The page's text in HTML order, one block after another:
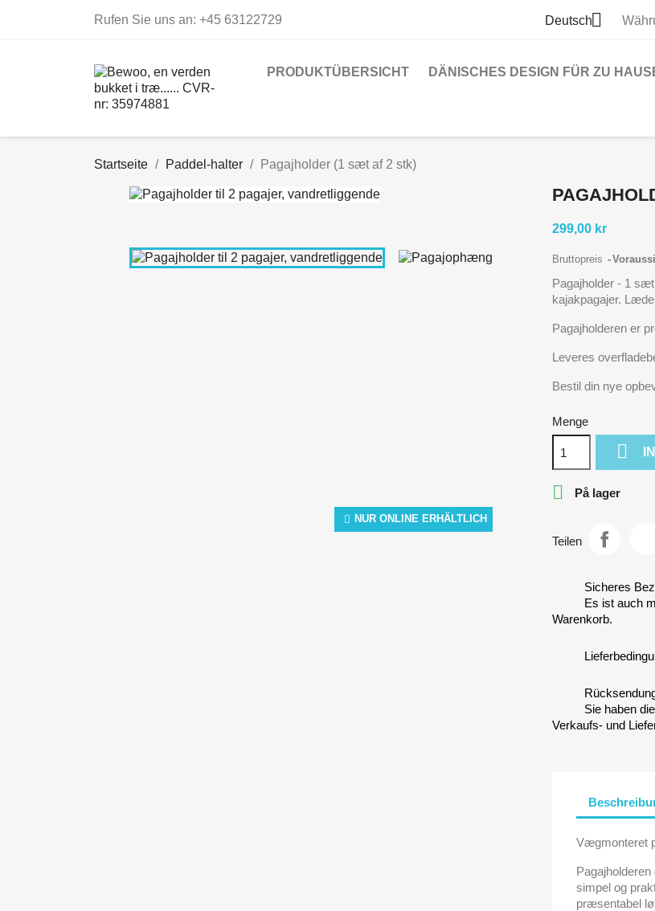
Rufen Sie uns an: +45 63122729 Deutsch
PRODUKTÜBERSICHT DÄNISCHES DESIGN FÜR ZU
Startseite Paddel-halter Pagajholder (1 sæt af 2 stk)
NUR ONLINE ERHÄLTLICH
299,00 kr
Bruttopreis
Pagajholder - 1
kajakpagajer.
Pagajholderen er
Leveres
Bestil din nye
Menge

 På lager
Teilen
Sicheres
Es ist auch
Warenkorb.
Sie haben
Verkaufs- und
Vægmonteret
simpel og
præsentabel